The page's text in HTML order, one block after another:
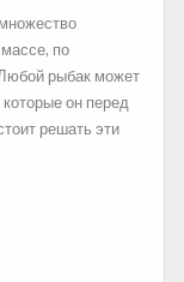
по
рыбак может
он перед
решать эти